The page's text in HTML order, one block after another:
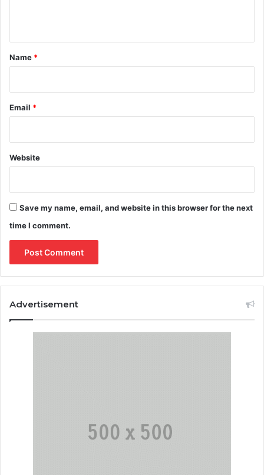
*
Name *
Email *
Website
Save my name, email, and website in this browser for the next
time I comment.
Advertisement